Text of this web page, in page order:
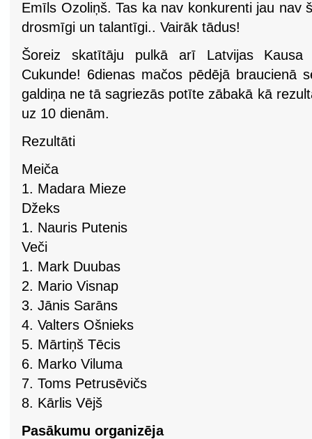
Emīls Ozoliņš. Tas ka nav konkurenti jau nav
drosmīgi un talantīgi.. Vairāk tādus!
Šoreiz skatītāju pulkā arī Latvijas
Cukunde! 6dienas mačos pēdējā braucienā
galdiņa ne tā sagriezās potīte zābakā kā
uz 10 dienām.
Rezultāti
Meiča
1. Madara Mieze
Džeks
1. Nauris Putenis
Veči
1. Mark Duubas
2. Mario Visnap
3. Jānis Sarāns
4. Valters Ošnieks
5. Mārtiņš Tēcis
6. Marko Viluma
7. Toms Petrusēvičs
8. Kārlis Vējš
Pasākumu organizēja